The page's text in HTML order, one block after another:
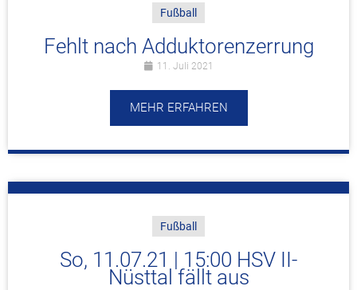
Fußball
Fehlt nach Adduktorenzerrung
11. Juli 2021
MEHR ERFAHREN
Fußball
So, 11.07.21 | 15:00 HSV II-
Nüsttal fällt aus